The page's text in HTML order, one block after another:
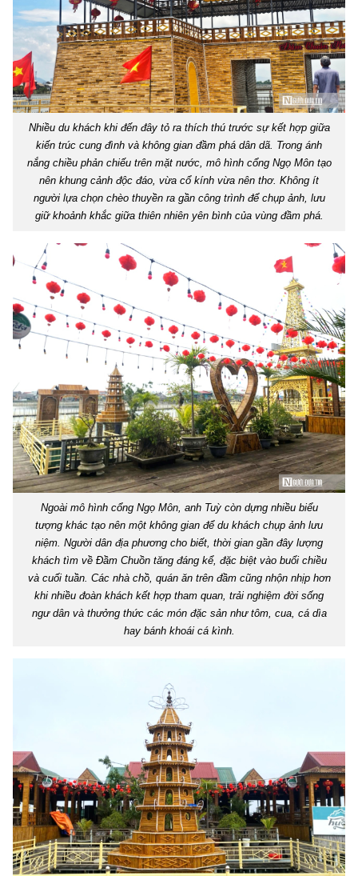
Nhiều du khách khi đến đây tỏ ra thích thú trước sự kết hợp giữa
kiến trúc cung đình và không gian đầm phá dân dã. Trong ánh
nắng chiều phản chiếu trên mặt nước, mô hình cổng Ngọ Môn tạo
nên khung cảnh độc đáo, vừa cổ kính vừa nên thơ. Không ít
người lựa chọn chèo thuyền ra gần công trình để chụp ảnh, lưu
giữ khoảnh khắc giữa thiên nhiên yên bình của vùng đầm phá.
Ngoài mô hình cổng Ngọ Môn, anh Tuỳ còn dựng nhiều biểu
tượng khác tạo nên một không gian để du khách chụp ảnh lưu
niệm. Người dân địa phương cho biết, thời gian gần đây lượng
khách tìm về Đầm Chuồn tăng đáng kể, đặc biệt vào buổi chiều
và cuối tuần. Các nhà chồ, quán ăn trên đầm cũng nhộn nhịp hơn
khi nhiều đoàn khách kết hợp tham quan, trải nghiệm đời sống
ngư dân và thưởng thức các món đặc sản như tôm, cua, cá dìa
hay bánh khoái cá kình.